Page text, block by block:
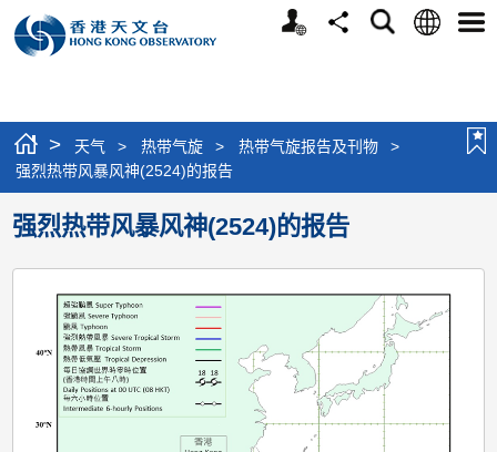
个
分
搜
语
选
> 天气 > 热带气旋 > 热带气旋报告及刊物
>
强烈热带风暴风神(2524)的报告
强烈热带风暴风神(2524)的报告